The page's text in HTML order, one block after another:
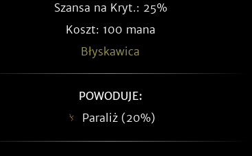
Szansa na Kryt.: 25%
Koszt: 100 mana
Błyskawica
POWODUJE:
Paraliż (20%)